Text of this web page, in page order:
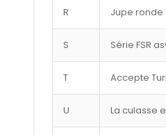
R Jupe
S Série FSR
T Accepte
U La culasse